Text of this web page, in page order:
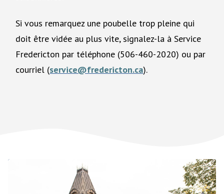
Si vous remarquez une poubelle trop pleine qui
doit être vidée au plus vite, signalez-la à Service
Fredericton par téléphone (506-460-2020) ou par
courriel (service@fredericton.ca).